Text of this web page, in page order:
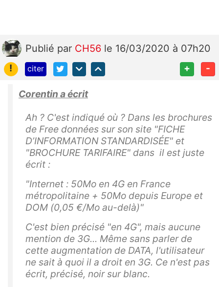
Publié par CH56 le 16/03/2020 à 07h20
!
citer + -
Corentin a écrit
Ah ? C'est indiqué où ? Dans les brochures
de Free données sur son site "FICHE
D’INFORMATION STANDARDISÉE" et
"BROCHURE TARIFAIRE" dans il est juste
écrit :
"Internet : 50Mo en 4G en France
métropolitaine + 50Mo depuis Europe et
DOM (0,05 €/Mo au-delà)"
C'est bien précisé "en 4G", mais aucune
mention de 3G... Même sans parler de
cette augmentation de DATA, l'utilisateur
ne sait à quoi il a droit en 3G. Ce n'est pas
écrit, précisé, noir sur blanc.